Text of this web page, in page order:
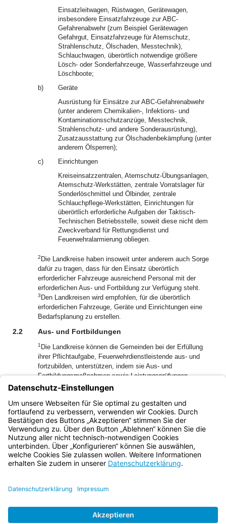
Einsatzleitwagen, Rüstwagen, Gerätewagen,
insbesondere Einsatzfahrzeuge zur ABC-
Gefahrenabwehr (zum Beispiel Gerätewagen
Gefahrgut, Einsatzfahrzeuge für Atemschutz,
Strahlenschutz, Ölschaden, Messtechnik),
Schlauchwagen, überörtlich notwendige größere
Lösch- oder Sonderfahrzeuge, Wasserfahrzeuge und
Löschboote;
b)
Geräte
Ausrüstung für Einsätze zur ABC-Gefahrenabwehr
(unter anderem Chemikalien-, Infektions- und
Kontaminationsschutzanzüge, Messtechnik,
Strahlenschutz- und andere Sonderausrüstung),
Zusatzausstattung zur Ölschadenbekämpfung (unter
anderem Ölsperren);
c)
Einrichtungen
Kreiseinsatzzentralen, Atemschutz-Übungsanlagen,
Atemschutz-Werkstätten, zentrale Vorratslager für
Sonderlöschmittel und Ölbinder, zentrale
Schlauchpflege-Werkstätten, Einrichtungen für
überörtlich erforderliche Aufgaben der Taktisch-
Technischen Betriebsstelle, soweit diese nicht dem
Zweckverband für Rettungsdienst und
Feuerwehralarmierung obliegen.
2 Die Landkreise haben insoweit unter anderem auch Sorge
dafür zu tragen, dass für den Einsatz überörtlich
erforderlicher Fahrzeuge ausreichend Personal mit der
erforderlichen Aus- und Fortbildung zur Verfügung steht.
3 Den Landkreisen wird empfohlen, für die überörtlich
erforderlichen Fahrzeuge, Geräte und Einrichtungen eine
Bedarfsplanung zu erstellen.
2.2 Aus- und Fortbildungen
1 Die Landkreise können die Gemeinden bei der Erfüllung
ihrer Pflichtaufgabe, Feuerwehrdienstleistende aus- und
fortzubilden, unterstützen, indem sie Aus- und
Fortbildungsmaßnahmen sowie Leistungsprüfungen
durchführen, unterstützen oder koordinieren.
empfohlen, dass Landkreise und beteiligte Gemeinden
Regelungen insbesondere zu Zuständigkeit, Finanzierung
und Haftung vereinbaren.
Bayern.de
BayernPortal
Impressum